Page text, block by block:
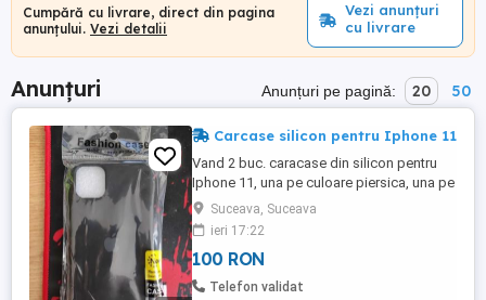
Cumpără cu livrare, direct din pagina
anunțului. Vezi detalii
Vezi anunțuri
cu livrare
Anunțuri Anunțuri pe pagină: 20 50
Carcase silicon pentru Iphone 11
Vand 2 buc. caracase din silicon pentru
Iphone 11, una pe culoare piersica, una pe
culoare neagra. Carcasele sunt noi. Pentru
cei din localitate, pretul afisat este absolut
fix ( 100,00 lei) si este pentru ambele
carcase. Pentru cine vrea doar o singura
carcasa, pretul este de 65,00 lei. Pentru cei
Suceava, Suceava
ieri 17:22
100 RON
Telefon validat